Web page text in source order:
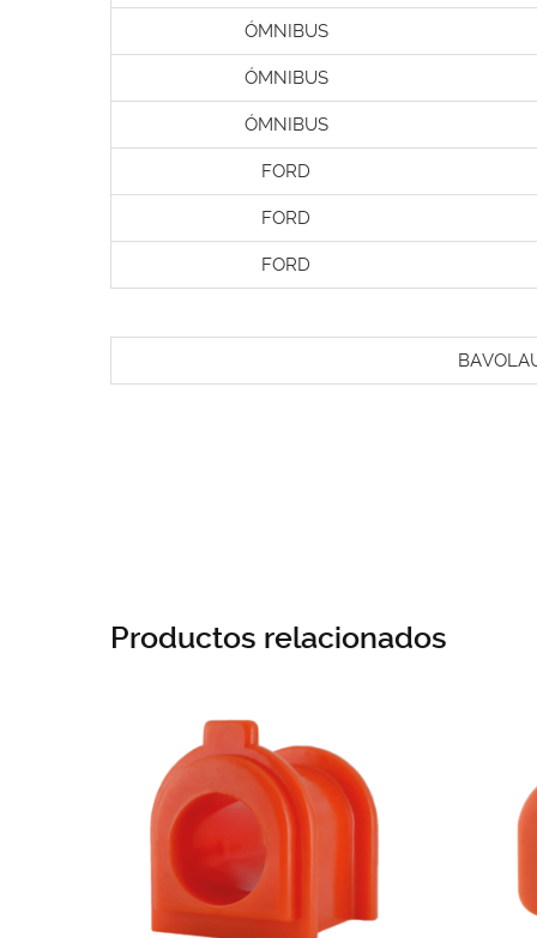
ÓMNIBUS
ÓMNIBUS
ÓMNIBUS
FORD
FORD
FORD
Productos relacionados